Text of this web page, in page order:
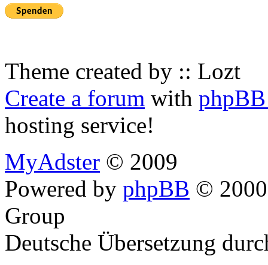
Theme created by :: Lozt
Create a forum with
hosting service!
MyAdster © 2009
Powered by phpBB ©
Group
Deutsche Übersetzung